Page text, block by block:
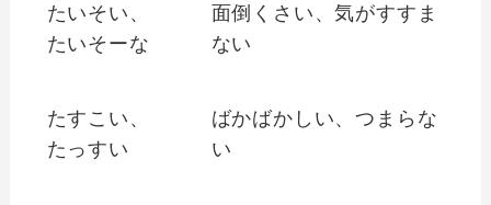
たいそい、
たいそーな
面倒くさい、気がすすま
ない
たすこい、
たっすい
ばかばかしい、つまらな
い